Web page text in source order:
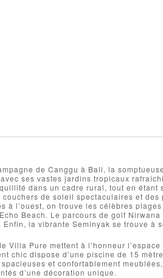
de Canggu à Bali, la
ses vastes jardins tropicaux
dans un cadre rural, tout en étant
de soleil spectaculaires et des
à l’ouest, on trouve les célèbres
Beach. Le parcours de golf
la vibrante Seminyak se trouve à
Pure mettent à l’honneur
chic dispose d’une piscine de 15
et confortablement
d’une décoration unique.